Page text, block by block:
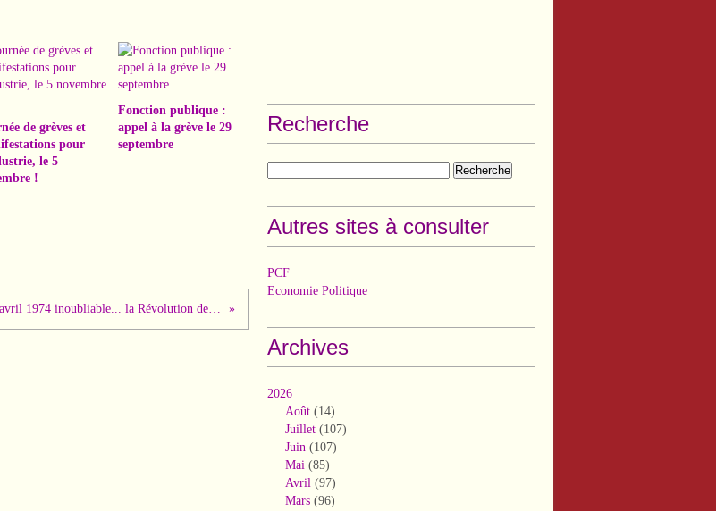
de grèves et
pour
le 5
!
Fonction publique :
appel à la grève le 29
septembre
Un 25 avril 1974 inoubliable... la Révolution des oeillets au Portugal !
Recherche
Autres sites à consulter
PCF
Economie Politique
Archives
2026
Août (14)
Juillet (107)
Juin (107)
Mai (85)
Avril (97)
Mars (96)